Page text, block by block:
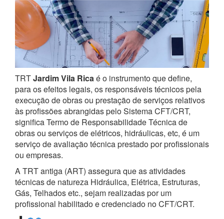
TRTJardim Vila Ricaé o instrumento que define,
para os efeitos legais, os responsáveis técnicos pela
execução de obras ou prestação de serviços relativos
às profissões abrangidas pelo Sistema CFT/CRT,
significa Termo de Responsabilidade Técnica de
obras ou serviços de elétricos, hidráulicas, etc, é um
serviço de avaliação técnica prestado por profissionais
ou empresas.
A TRT antiga (ART) assegura que as atividades
técnicas de natureza Hidráulica, Elétrica, Estruturas,
Gás, Telhados etc., sejam realizadas por um
profissional habilitado e credenciado no CFT/CRT.